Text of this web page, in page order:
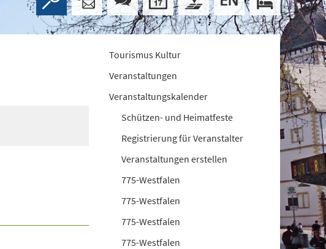
Tourismus Kultur
Veranstaltungen
Veranstaltungskalender
Schützen- und Heimatfeste
Registrierung für Veranstalter
Veranstaltungen erstellen
775-Westfalen
775-Westfalen
775-Westfalen
775-Westfalen